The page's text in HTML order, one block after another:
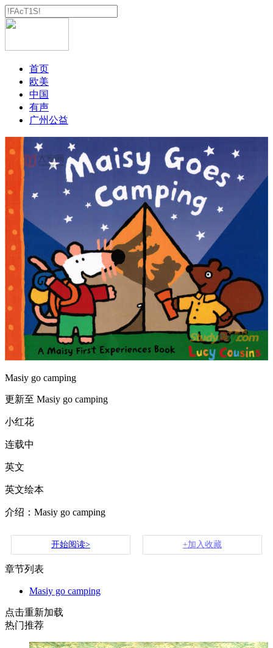
首页
欧美
中国
有声
广州公益
Masiy go camping
更新至 Masiy go camping
小红花
连载中
英文
英文绘本
介绍：Masiy go camping
开始阅读> +加入收藏
章节列表
Masiy go camping
点击重新加载
热门推荐